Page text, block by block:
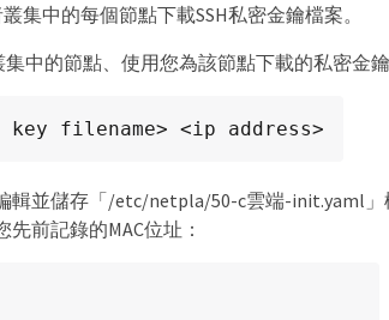
集中的每個節點下載SSH私密金鑰檔案。
中的節點、使用您為該節點下載的私密金鑰
filename> <ip address>
輯並儲存「/etc/netpla/50-c雲端-init.yaml
先前記錄的MAC位址：